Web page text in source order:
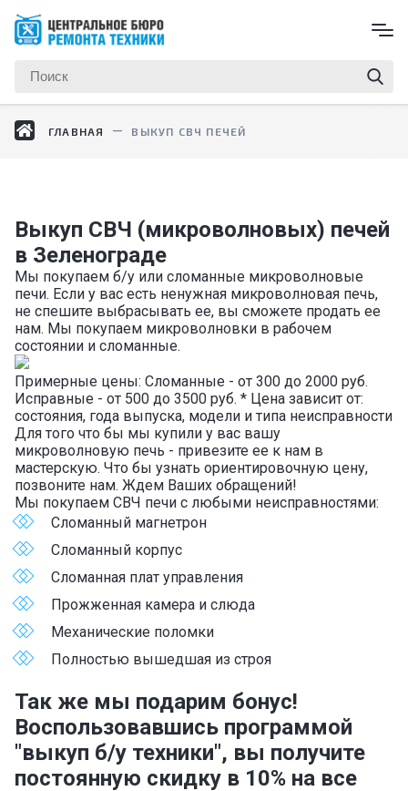
ГЛАВНАЯ ВЫКУП СВЧ ПЕЧЕЙ
Выкуп СВЧ (микроволновых) печей
в Зеленограде
Мы покупаем б/у или сломанные микроволновые
печи. Если у вас есть ненужная микроволновая печь,
не спешите выбрасывать ее, вы сможете продать ее
нам. Мы покупаем микроволновки в рабочем
состоянии и сломанные.
Примерные цены: Сломанные - от 300 до 2000 руб.
Исправные - от 500 до 3500 руб. * Цена зависит от:
состояния, года выпуска, модели и типа неисправности
Для того что бы мы купили у вас вашу
микроволновую печь - привезите ее к нам в
мастерскую. Что бы узнать ориентировочную цену,
позвоните нам. Ждем Ваших обращений!
Мы покупаем СВЧ печи с любыми неисправностями:
Сломанный магнетрон
Сломанный корпус
Сломанная плат управления
Прожженная камера и слюда
Механические поломки
Полностью вышедшая из строя
Так же мы подарим бонус!
Воспользовавшись программой
"выкуп б/у техники", вы получите
постоянную скидку в 10% на все